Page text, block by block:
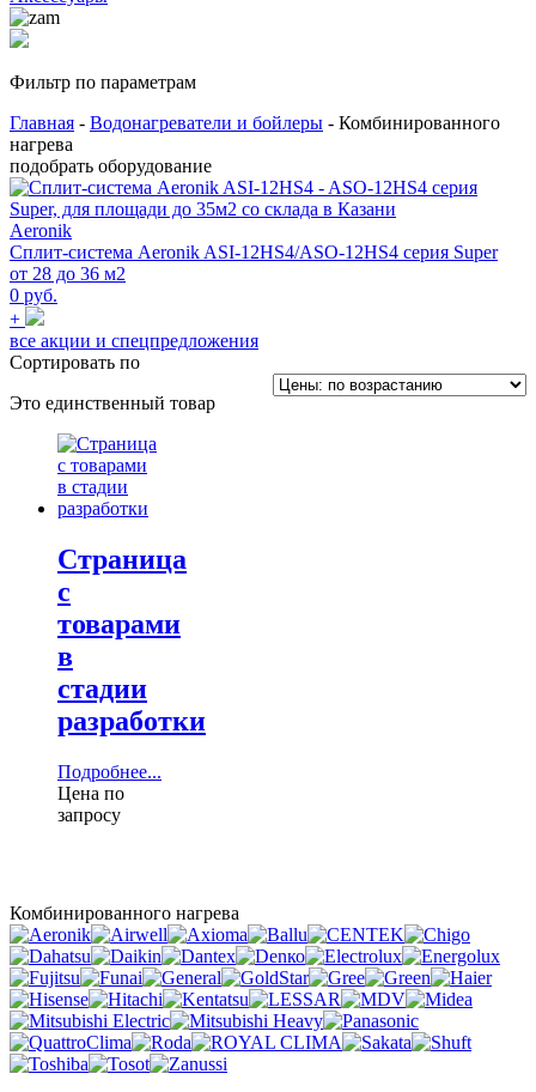
Фильтр по параметрам
Главная - Водонагреватели и бойлеры - Комбинированного
нагрева
подобрать оборудование
Aeronik
Сплит-система Aeronik ASI-12HS4/ASO-12HS4 серия Super
от 28 до 36 м2
0 руб.
+
все акции и спецпредложения
Сортировать по
Это единственный товар
Страница
с
товарами
в
стадии
разработки
Подробнее...
Цена по
запросу
Комбинированного нагрева